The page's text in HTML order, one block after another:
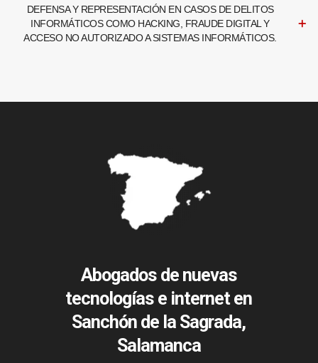
DEFENSA Y REPRESENTACIÓN EN CASOS DE DELITOS
INFORMÁTICOS COMO HACKING, FRAUDE DIGITAL Y
ACCESO NO AUTORIZADO A SISTEMAS INFORMÁTICOS.
Abogados de nuevas
tecnologías e internet en
Sanchón de la Sagrada,
Salamanca